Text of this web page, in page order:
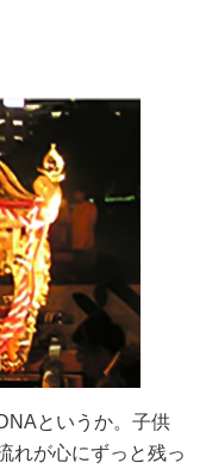
というか。子供
れが心にずっと残っ